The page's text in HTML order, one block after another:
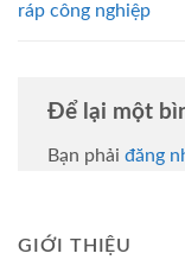
ráp công nghiệp
Để lại một
Bạn phải đăng
GIỚI THIỆU